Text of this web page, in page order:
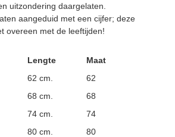
uitzondering daargelaten.
aangeduid met een cijfer; deze
overeen met de leeftijden!
Lengte
Maat
62 cm.
62
68 cm.
68
74 cm.
74
80 cm.
80